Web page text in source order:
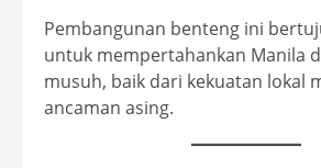
Pembangunan benteng ini
untuk mempertahankan Manila
musuh, baik dari kekuatan lokal
ancaman asing.